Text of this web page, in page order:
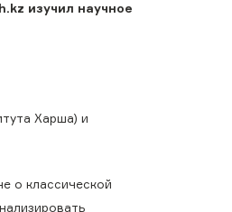
изучил научное
Харша) и
о классической